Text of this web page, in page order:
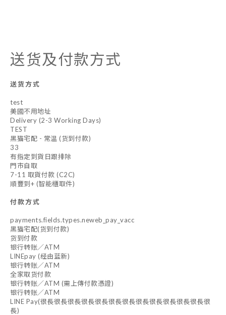
送货及付款方式
送货方式
test
美國不用地址
Delivery (2-3 Working Days)
TEST
黑猫宅配 - 常温 (货到付款)
33
有指定到貨日跟排除
門市自取
7-11 取貨付款 (C2C)
順豐到+ (智能櫃取件)
付款方式
payments.fields.types.neweb_pay_vacc
黑猫宅配(货到付款)
货到付款
银行转账／ATM
LINEpay (经由蓝新)
银行转账／ATM
全家取货付款
银行转账／ATM (需上傳付款憑證)
银行转账／ATM
LINE Pay(很長很長很長很長很長很長很長很長很長很長很長很長很
長)